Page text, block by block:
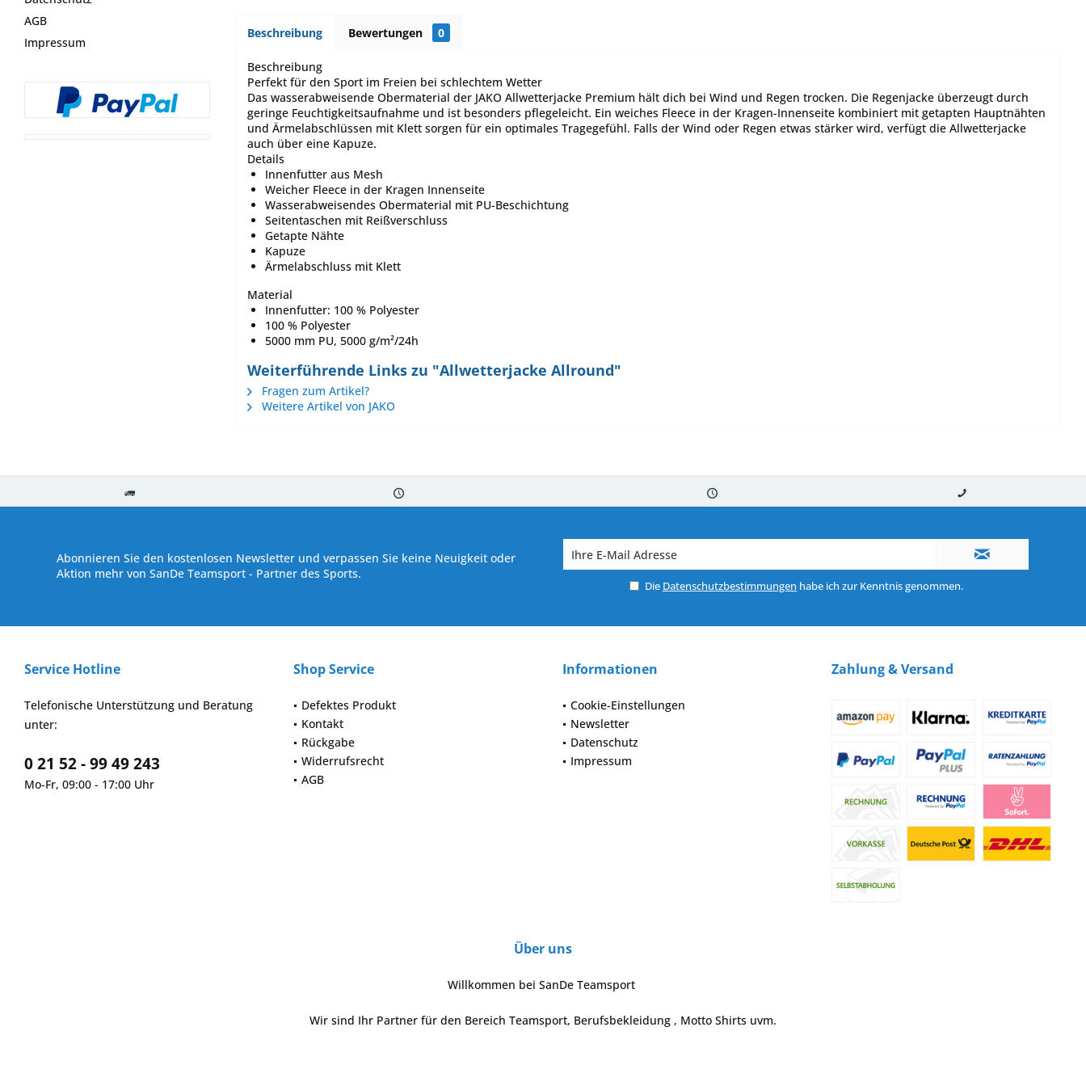
AGB
Impressum
Beschreibung Bewertungen 0
Beschreibung
Perfekt für den Sport im Freien bei schlechtem Wetter
Das wasserabweisende Obermaterial der JAKO Allwetterjacke Premium hält dich bei Wind und Regen trocken. Die Regenjacke überzeugt durch
geringe Feuchtigkeitsaufnahme und ist besonders pflegeleicht. Ein weiches Fleece in der Kragen-Innenseite kombiniert mit getapten Hauptnähten
und Ärmelabschlüssen mit Klett sorgen für ein optimales Tragegefühl. Falls der Wind oder Regen etwas stärker wird, verfügt die Allwetterjacke
auch über eine Kapuze.
Details
Innenfutter aus Mesh
Weicher Fleece in der Kragen Innenseite
Wasserabweisendes Obermaterial mit PU-Beschichtung
Seitentaschen mit Reißverschluss
Getapte Nähte
Kapuze
Ärmelabschluss mit Klett
Material
Innenfutter: 100 % Polyester
100 % Polyester
5000 mm PU, 5000 g/m²/24h
Weiterführende Links zu "Allwetterjacke Allround"
Fragen zum Artikel?
Weitere Artikel von JAKO
Abonnieren Sie den kostenlosen Newsletter und verpassen Sie keine Neuigkeit oder
Aktion mehr von SanDe Teamsport - Partner des Sports.
Die Datenschutzbestimmungen habe ich zur Kenntnis genommen.
Service Hotline
Telefonische Unterstützung und Beratung
unter:
0 21 52 - 99 49 243
Mo-Fr, 09:00 - 17:00 Uhr
Shop Service
Defektes Produkt
Kontakt
Rückgabe
Widerrufsrecht
AGB
Informationen
Cookie-Einstellungen
Newsletter
Datenschutz
Impressum
Zahlung & Versand
Über uns
Willkommen bei SanDe Teamsport
Wir sind Ihr Partner für den Bereich Teamsport, Berufsbekleidung , Motto Shirts uvm.